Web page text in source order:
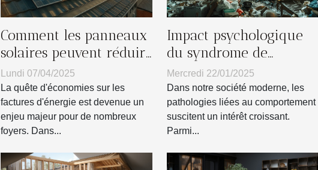
Comment les panneaux
solaires peuvent réduire
votre facture d'énergie
Lundi 07/04/2025
La quête d'économies sur les
factures d'énergie est devenue un
enjeu majeur pour de nombreux
foyers. Dans...
Impact psychologique
du syndrome de
Diogène sur les familles
Mercredi 22/01/2025
Dans notre société moderne, les
pathologies liées au comportement
suscitent un intérêt croissant.
Parmi...